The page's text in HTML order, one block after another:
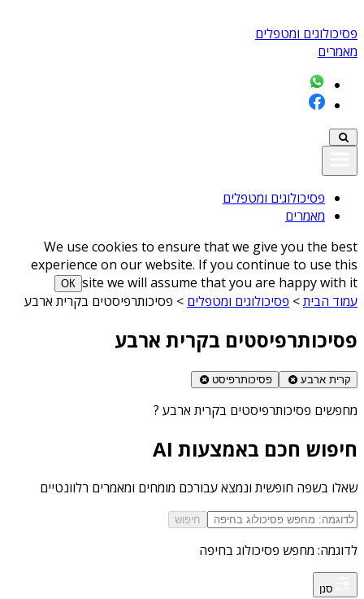
פסיכולוגים ומטפלים
מאמרים
פסיכולוגים ומטפלים
מאמרים
We use cookies to ensure that we give you the best
experience on our website. If you continue to use this
site we will assume that you are happy with it
ОК
עמוד הבית> פסיכולוגים ומטפלים > פסיכותרפיסטים בקרית ארבע
פסיכותרפיסטים בקרית ארבע
קרית ארבע פסיכותרפיסט
מחפשים פסיכותרפיסטים בקרית ארבע ?
חיפוש חכם באמצעות AI
שאלו בשפה חופשית ונמצא עבורכם מומחים ומאמרים רלוונטיים
חיפוש
לדוגמה: מחפש פסיכולוג בחיפה
סנן